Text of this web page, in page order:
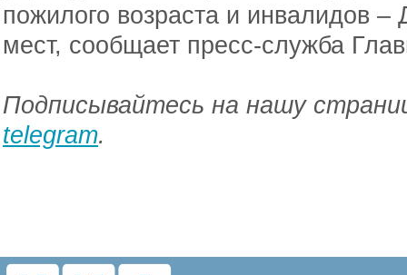
пожилого возраста и инвалидов –
мест, сообщает пресс-служба
Подписывайтесь на нашу
telegram.